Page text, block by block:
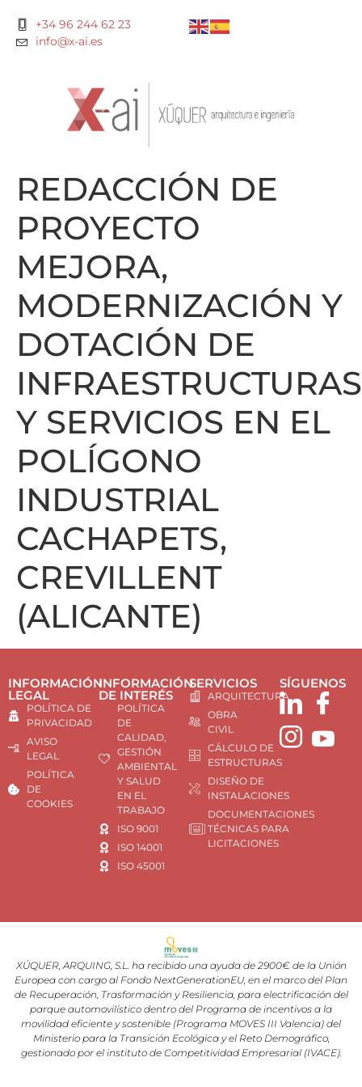
+34 96 244 62 23
info@x-ai.es
REDACCIÓN DE
PROYECTO
MEJORA,
MODERNIZACIÓN Y
DOTACIÓN DE
INFRAESTRUCTURAS
Y SERVICIOS EN EL
POLÍGONO
INDUSTRIAL
CACHAPETS,
CREVILLENT
(ALICANTE)
INFORMACIÓN
LEGAL
POLÍTICA DE
PRIVACIDAD
AVISO
LEGAL
POLÍTICA
DE
COOKIES
INFORMACIÓN
DE INTERÉS
POLÍTICA
DE
CALIDAD,
GESTIÓN
AMBIENTAL
Y SALUD
EN EL
TRABAJO
ISO 9001
ISO 14001
ISO 45001
SERVICIOS
ARQUITECTURA
OBRA
CIVIL
CÁLCULO DE
ESTRUCTURAS
DISEÑO DE
INSTALACIONES
DOCUMENTACIONES
TÉCNICAS PARA
LICITACIONES
SÍGUENOS
XÚQUER, ARQUING, S.L. ha recibido una ayuda de 2900€ de la Unión
Europea con cargo al Fondo NextGenerationEU, en el marco del Plan
de Recuperación, Trasformación y Resiliencia, para electrificación del
parque automovilístico dentro del Programa de incentivos a la
movilidad eficiente y sostenible (Programa MOVES III Valencia) del
Ministerio para la Transición Ecológica y el Reto Demográfico,
gestionado por el instituto de Competitividad Empresarial (IVACE).